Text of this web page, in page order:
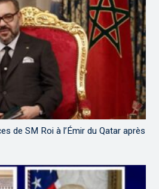
de SM Roi à l’Émir du Qatar après